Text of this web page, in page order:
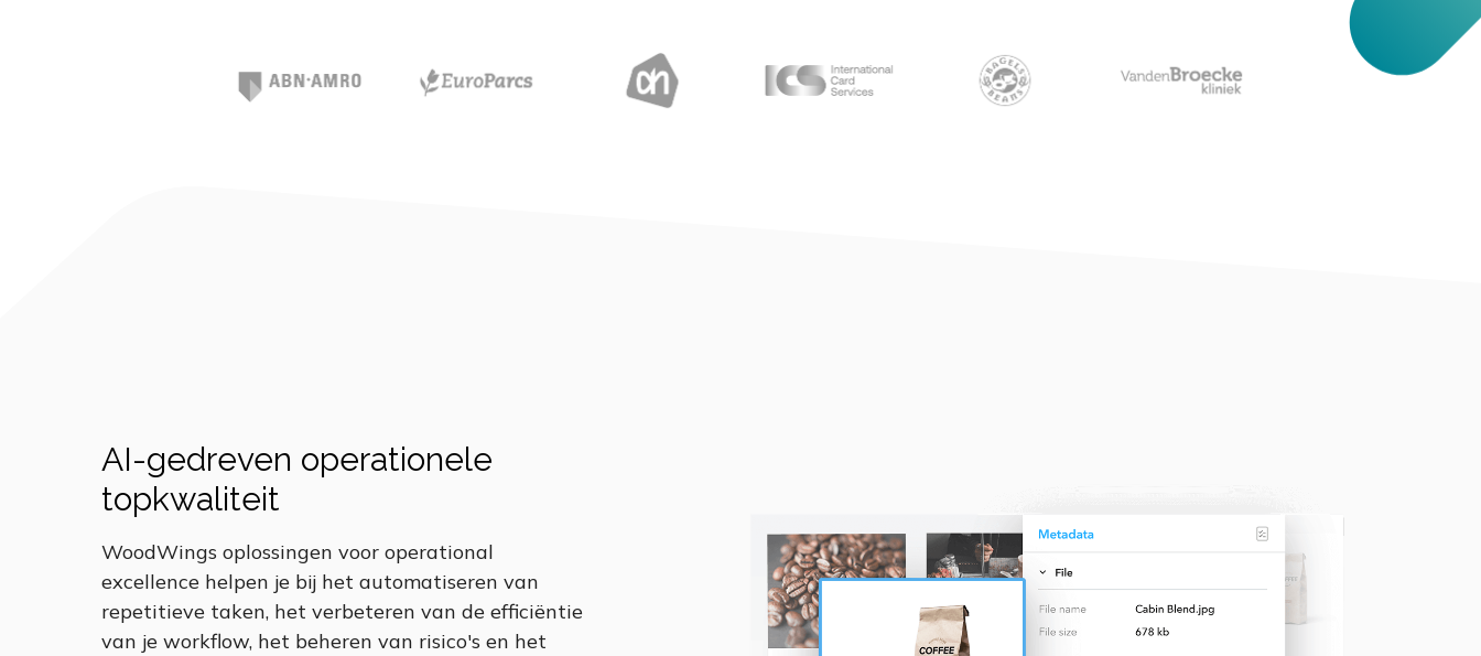
AI-gedreven operationele
topkwaliteit
WoodWings oplossingen voor operational
excellence helpen je bij het automatiseren van
repetitieve taken, het verbeteren van de efficiëntie
van je workflow, het beheren van risico's en het